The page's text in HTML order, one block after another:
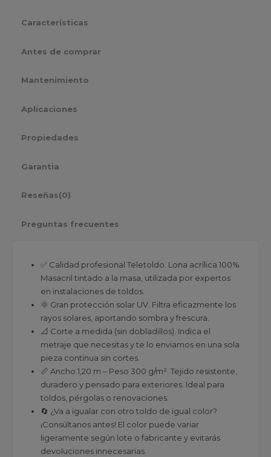
Características
Antes de comprar
Mantenimiento
Aplicaciones
Propiedades
Garantia
Reseñas(0)
Preguntas frecuentes
✅ Calidad profesional Teletoldo. Lona acrílica 100%
Masacril tintado a la masa, utilizada por expertos
en instalaciones de toldos.
🌞 Gran protección solar UV. Filtra eficazmente los
rayos solares, aportando sombra y frescura.
📐 Corte a medida (sin dobladillos). Indica el
metraje que necesitas y te lo enviamos en una sola
pieza continua sin cortes.
📏 Ancho 1,20 m – Peso 300 g/m². Tejido resistente,
duradero y pensado para exteriores. Ideal para
toldos, pérgolas o renovaciones.
🔄 ¿Va a igualar con otro toldo de igual color?
¡Consúltanos antes! El color puede variar
ligeramente según lote o fabricante y evitarás
devoluciones innecesarias.